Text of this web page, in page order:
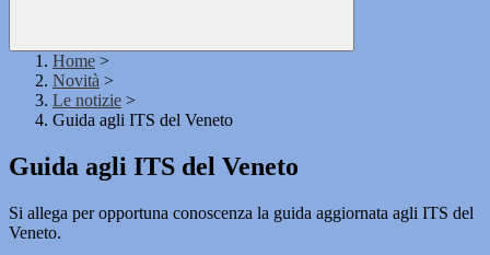
Home >
Novità >
Le notizie >
Guida agli ITS del Veneto
Guida agli ITS del Veneto
Si allega per opportuna conoscenza la guida aggiornata agli ITS del
Veneto.